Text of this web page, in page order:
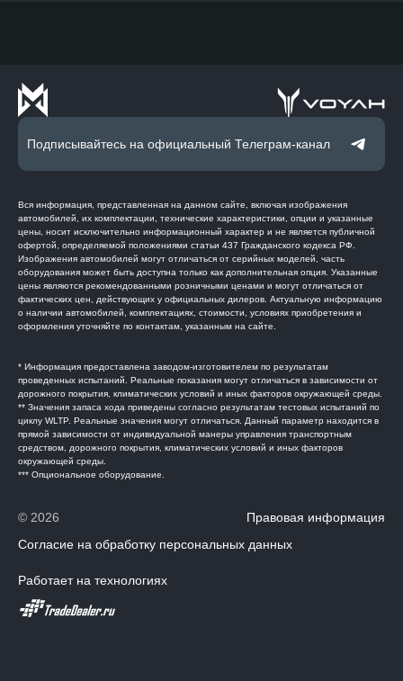
Подписывайтесь на официальный Телеграм-канал
Вся информация, представленная на данном сайте, включая изображения
автомобилей, их комплектации, технические характеристики, опции и указанные
цены, носит исключительно информационный характер и не является публичной
офертой, определяемой положениями статьи 437 Гражданского кодекса РФ.
Изображения автомобилей могут отличаться от серийных моделей, часть
оборудования может быть доступна только как дополнительная опция. Указанные
цены являются рекомендованными розничными ценами и могут отличаться от
фактических цен, действующих у официальных дилеров. Актуальную информацию
о наличии автомобилей, комплектациях, стоимости, условиях приобретения и
оформления уточняйте по контактам, указанным на сайте.
* Информация предоставлена заводом-изготовителем по результатам
проведенных испытаний. Реальные показания могут отличаться в зависимости от
дорожного покрытия, климатических условий и иных факторов окружающей среды.
** Значения запаса хода приведены согласно результатам тестовых испытаний по
циклу WLTP. Реальные значения могут отличаться. Данный параметр находится в
прямой зависимости от индивидуальной манеры управления транспортным
средством, дорожного покрытия, климатических условий и иных факторов
окружающей среды.
*** Опциональное оборудование.
© 2026
Правовая информация
Согласие на обработку персональных данных
Работает на технологиях